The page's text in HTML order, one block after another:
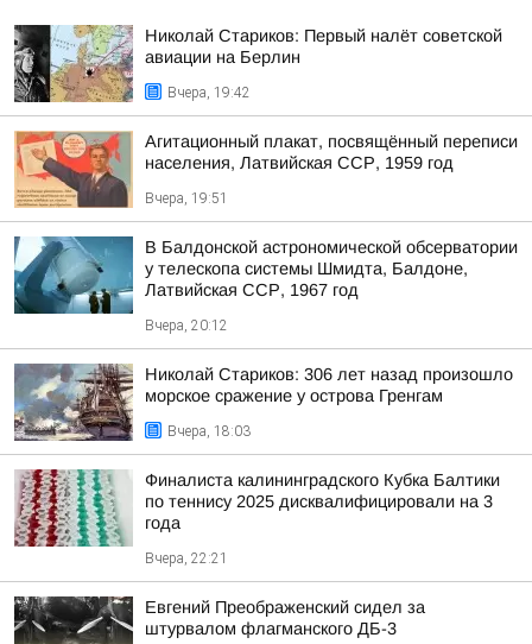
Николай Стариков: Первый налёт советской
авиации на Берлин
Вчера, 19:42
Агитационный плакат, посвящённый переписи
населения, Латвийская ССР, 1959 год
Вчера, 19:51
В Балдонской астрономической обсерватории
у телескопа системы Шмидта, Балдоне,
Латвийская ССР, 1967 год
Вчера, 20:12
Николай Стариков: 306 лет назад произошло
морское сражение у острова Гренгам
Вчера, 18:03
Финалиста калининградского Кубка Балтики
по теннису 2025 дисквалифицировали на 3
года
Вчера, 22:21
Евгений Преображенский сидел за
штурвалом флагманского ДБ-3